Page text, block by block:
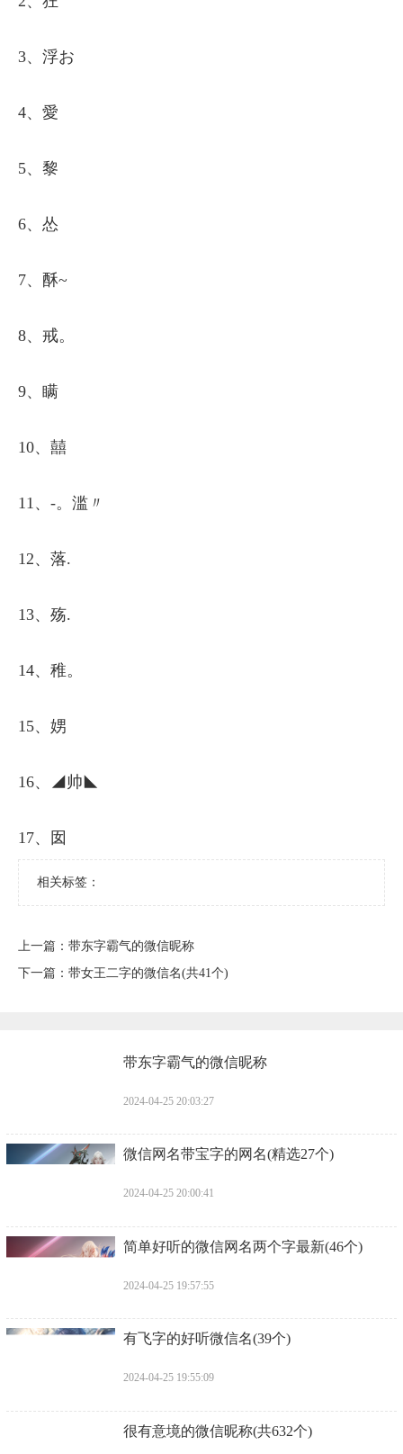
3、浮お
4、愛
5、黎
6、怂
7、酥~
8、戒。
9、瞒
10、囍
11、-。滥〃
12、落.
13、殇.
14、稚。
15、娚
16、◢帅◣
17、囡
相关标签：
上一篇： ​带东字霸气的微信昵称
下一篇： ​带女王二字的微信名(共41个)
​带东字霸气的微信昵称
2024-04-25 20:03:27
​微信网名带宝字的网名(精选27个)
2024-04-25 20:00:41
​简单好听的微信网名两个字最新(46个)
2024-04-25 19:57:55
​有飞字的好听微信名(39个)
2024-04-25 19:55:09
​很有意境的微信昵称(共632个)